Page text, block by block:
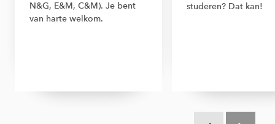
N&G, E&M, C&M). Je bent
van harte welkom.
studeren? Dat kan!